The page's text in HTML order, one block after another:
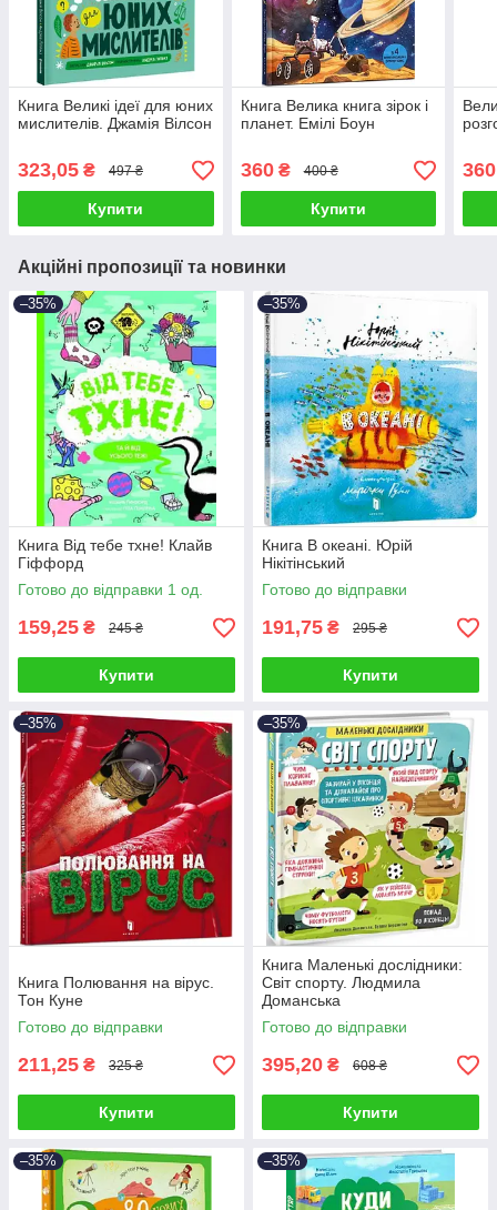
Книга Великі ідеї для юних
мислителів. Джамія Вілсон
323,05 ₴ 497 ₴
Купити
Книга Велика книга зірок і
планет. Емілі Боун
360₴ 400 ₴
Купити
360
Акційні пропозиції та новинки
–35%
Книга Від тебе тхне! Клайв
Гіффорд
Готово до відправки 1 од.
159,25 ₴ 245 ₴
Купити
–35%
Книга В океані. Юрій
Нікітінський
Готово до відправки
191,75 ₴ 295 ₴
Купити
–35%
Книга Полювання на вірус.
Тон Куне
Готово до відправки
211,25 ₴ 325 ₴
Купити
–35%
Книга Маленькі дослідники:
Світ спорту. Людмила
Доманська
Готово до відправки
395,20 ₴ 608 ₴
Купити
–35% –35%